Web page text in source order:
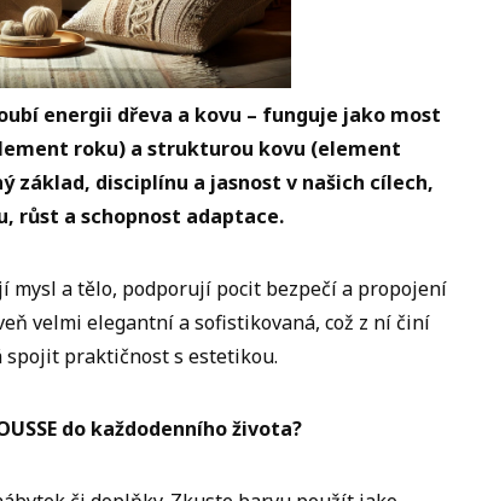
energii dřeva a kovu – funguje jako most
roku) a strukturou kovu (element
základ, disciplínu a jasnost v našich cílech,
růst a schopnost adaptace.
mysl a tělo, podporují pocit bezpečí a propojení
velmi elegantní a sofistikovaná, což z ní činí
spojit praktičnost s estetikou.
do každodenního života?